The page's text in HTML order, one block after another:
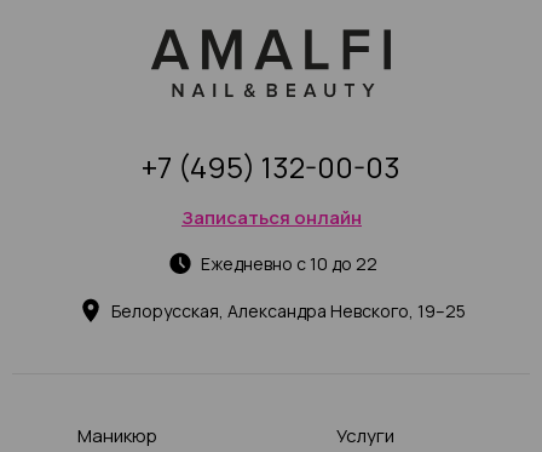
Белорусская, Александра Невского, 19–25
Ежедневно с 10 до 22
Записаться онлайн
+7 (495) 132-00-03
Маникюр
Услуги